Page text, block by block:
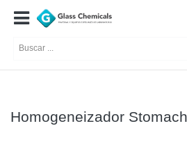
Homogeneizador